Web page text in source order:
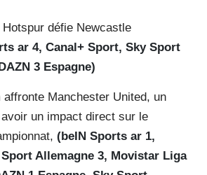
Hotspur défie Newcastle
ar 4, Canal+ Sport, Sky Sport
3 Espagne)
affronte Manchester United, un
un impact direct sur le
(beIN Sports ar 1,
Allemagne 3, Movistar Liga